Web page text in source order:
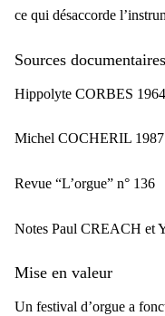
ce qui désaccorde
Sources documentaires
Hippolyte CORBES 1964
Michel COCHERIL 1987
Revue “L’orgue” n° 136
Notes Paul CREACH et
Mise en valeur
Un festival d’orgue a